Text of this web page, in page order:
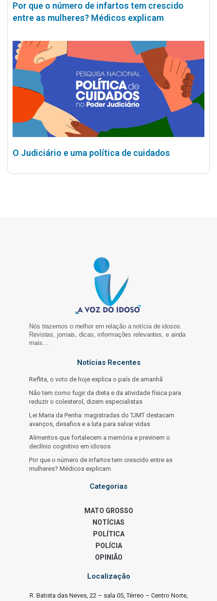
Por que o número de infartos tem crescido
entre as mulheres? Médicos explicam
O Judiciário e uma política de cuidados
Nós trazemos o melhor em relação a notícia de idosos.
Revistas, jornais, dicas, informações relevantes, e ainda
mais…
Notícias Recentes
Reflita, o voto de hoje explica o país de amanhã
Não tem como fugir da dieta e da atividade física para
reduzir o colesterol, dizem especialistas
Lei Maria da Penha: magistradas do TJMT destacam
avanços, desafios e a luta para salvar vidas
Alimentos que fortalecem a memória e previnem o
declínio cognitivo em idosos
Por que o número de infartos tem crescido entre as
mulheres? Médicos explicam
Categorias
MATO GROSSO
NOTÍCIAS
POLÍTICA
POLÍCIA
OPINIÃO
Localização
R. Batista das Neves, 22 – sala 05, Térreo – Centro Norte,